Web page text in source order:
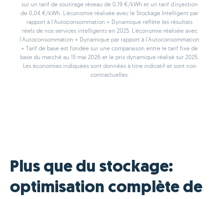
sur un tarif de soutirage réseau de 0,19 €/kWh et un tarif d'injection
de 0,04 €/kWh. L'économie réalisée avec le Stockage Intelligent par
rapport à l'Autoconsommation + Dynamique reflète les résultats
réels de nos services intelligents en 2025. L'économie réalisée avec
l'Autoconsommation + Dynamique par rapport à l'Autoconsommation
+ Tarif de base est fondée sur une comparaison entre le tarif fixe de
base du marché au 15 mai 2026 et le prix dynamique réalisé sur 2025.
Les économies indiquées sont données à titre indicatif et sont non
contractuelles.
Plus que du stockage:
optimisation complète de